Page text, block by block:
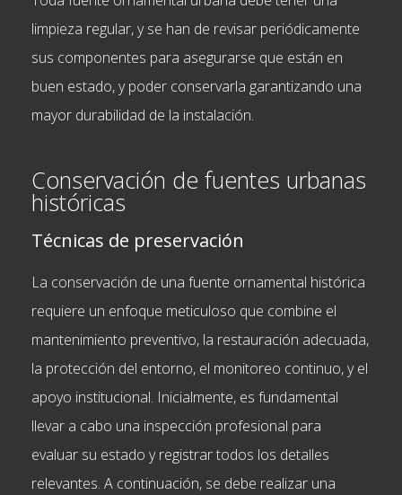
limpieza regular, y se han de revisar periódicamente
sus componentes para asegurarse que están en
buen estado, y poder conservarla garantizando una
mayor durabilidad de la instalación.
Conservación de fuentes urbanas
históricas
Técnicas de preservación
La conservación de una fuente ornamental histórica
requiere un enfoque meticuloso que combine el
mantenimiento preventivo, la restauración adecuada,
la protección del entorno, el monitoreo continuo, y el
apoyo institucional. Inicialmente, es fundamental
llevar a cabo una inspección profesional para
evaluar su estado y registrar todos los detalles
relevantes. A continuación, se debe realizar una